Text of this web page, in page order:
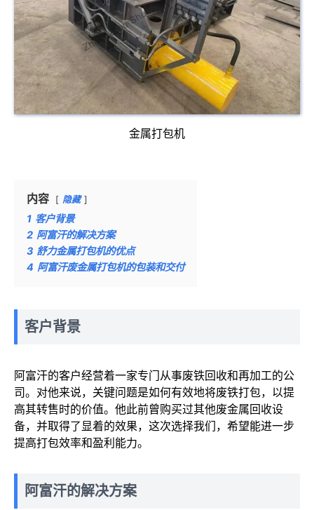
金属打包机
内容 隐藏
1 客户背景
2 阿富汗的解决方案
3 舒力金属打包机的优点
4 阿富汗废金属打包机的包装和交付
客户背景
阿富汗的客户经营着一家专门从事废铁回收和再加工的公
司。对他来说，关键问题是如何有效地将废铁打包，以提
高其转售时的价值。他此前曾购买过其他废金属回收设
备，并取得了显着的效果，这次选择我们，希望能进一步
提高打包效率和盈利能力。
阿富汗的解决方案